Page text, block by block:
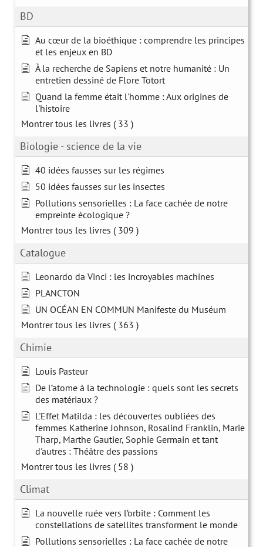
BD
Au cœur de la bioéthique : comprendre les principes
et les enjeux en BD
À la recherche de Sapiens et notre humanité : Un
entretien dessiné de Flore Totort
Quand la femme était l'homme : Aux origines de
l'histoire
Montrer tous les livres ( 33 )
Biologie - science de la vie
40 idées fausses sur les régimes
50 idées fausses sur les insectes
Pollutions sensorielles : La face cachée de notre
empreinte écologique ?
Montrer tous les livres ( 309 )
Catalogue
Leonardo da Vinci : les incroyables machines
PLANCTON
UN OCÉAN EN COMMUN Manifeste du Muséum
Montrer tous les livres ( 363 )
Chimie
Louis Pasteur
De l’atome à la technologie : quels sont les secrets
des matériaux ?
L'Effet Matilda : les découvertes oubliées des
femmes Katherine Johnson, Rosalind Franklin, Marie
Tharp, Marthe Gautier, Sophie Germain et tant
d'autres : Théâtre des passions
Montrer tous les livres ( 58 )
Climat
La nouvelle ruée vers l’orbite : Comment les
constellations de satellites transforment le monde
Pollutions sensorielles : La face cachée de notre